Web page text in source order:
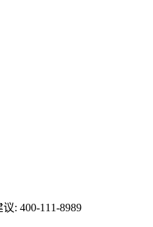
: 400-111-8989